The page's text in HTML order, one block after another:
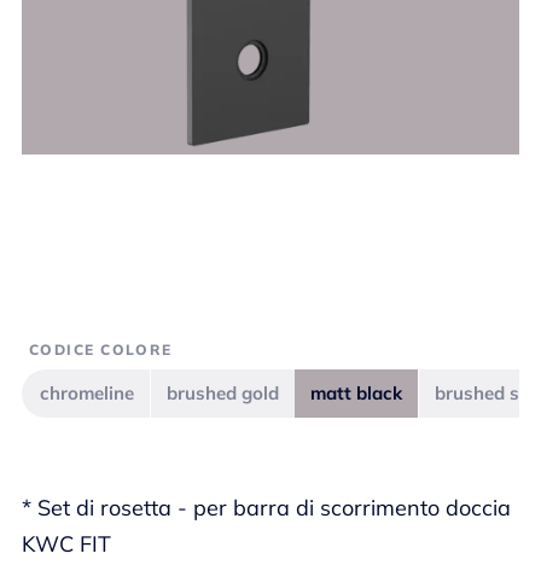
* Set di rosetta - per barra di scorrimento doccia
KWC FIT
CODICE COLORE
chromeline brushed gold matt black brushed